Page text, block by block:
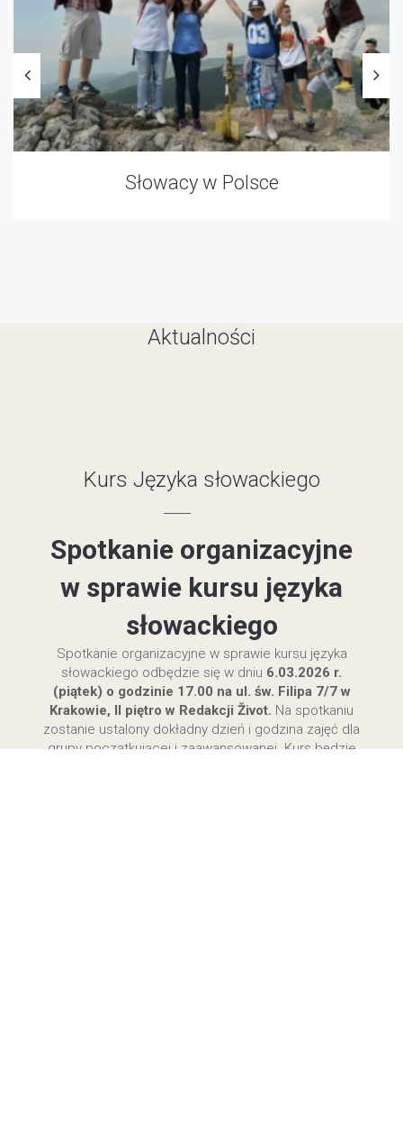
Słowacy w Polsce
Aktualności
Kurs Języka słowackiego
Spotkanie organizacyjne
w sprawie kursu języka
słowackiego
Spotkanie organizacyjne w sprawie kursu języka
słowackiego odbędzie się w dniu 6.03.2026 r.
(piątek) o godzinie 17.00 na ul. św. Filipa 7/7 w
Krakowie, II piętro w Redakcji Život. Na spotkaniu
zostanie ustalony dokładny dzień i godzina zajęć dla
grupy początkującej i zaawansowanej. Kurs będzie